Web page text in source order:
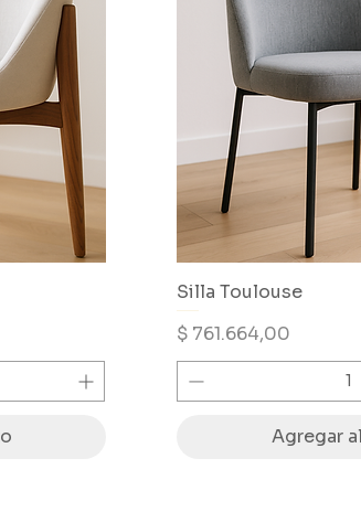
Silla Toulouse
Precio
$ 761.664,00
Agregar